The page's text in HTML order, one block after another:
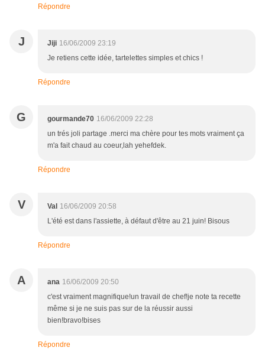
Répondre
J Jiji 16/06/2009 23:19
Je retiens cette idée, tartelettes simples et chics !
Répondre
G gourmande70 16/06/2009 22:28
un trés joli partage .merci ma chère pour tes mots vraiment ça
m'a fait chaud au coeur,lah yehefdek.
Répondre
V Val 16/06/2009 20:58
L'été est dans l'assiette, à défaut d'être au 21 juin! Bisous
Répondre
A ana 16/06/2009 20:50
c'est vraiment magnifique!un travail de chef!je note ta recette
même si je ne suis pas sur de la réussir aussi
bien!bravo!bises
Répondre